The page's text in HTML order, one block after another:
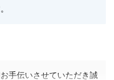
手伝いさせていただき誠